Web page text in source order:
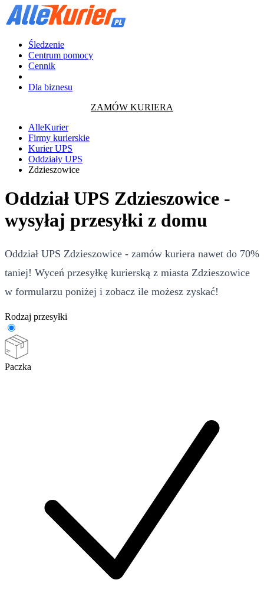
Śledzenie
Centrum pomocy
Cennik
Dla biznesu
ZAMÓW KURIERA
AlleKurier
Firmy kurierskie
Kurier UPS
Oddziały UPS
Zdzieszowice
Oddział UPS Zdzieszowice -
wysyłaj przesyłki z domu
Oddział UPS Zdzieszowice - zamów kuriera nawet do 70%
taniej! Wyceń przesyłkę kurierską z miasta Zdzieszowice
w formularzu poniżej i zobacz ile możesz zyskać!
Rodzaj przesyłki
Paczka